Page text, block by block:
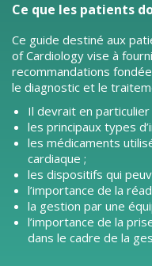
Ce que les patients
Ce guide destiné aux
of Cardiology vise à
recommandations
le diagnostic et le
Il devrait en
les principaux types
les médicaments
cardiaque ;
les dispositifs qui
l’importance de la
la gestion par une
l’importance de la
dans le cadre de la